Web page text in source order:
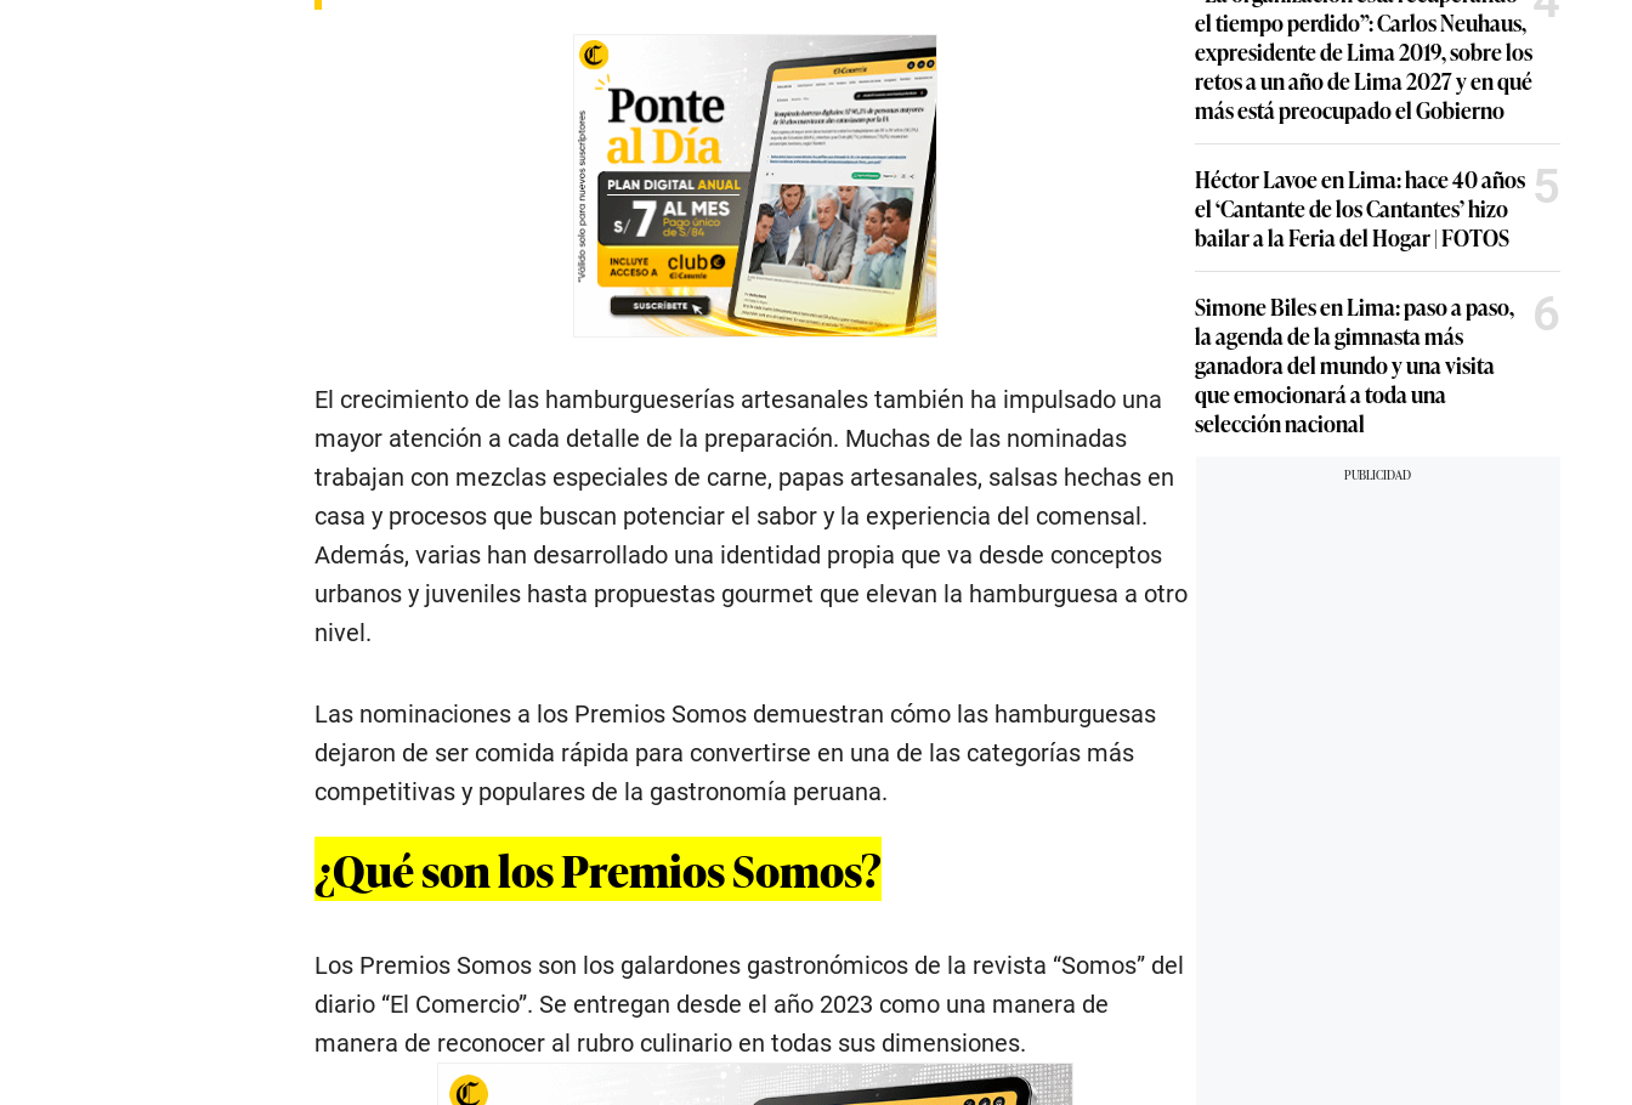
El crecimiento de las hamburgueserías artesanales también ha impulsado una
mayor atención a cada detalle de la preparación. Muchas de las nominadas
trabajan con mezclas especiales de carne, papas artesanales, salsas hechas en
casa y procesos que buscan potenciar el sabor y la experiencia del comensal.
Además, varias han desarrollado una identidad propia que va desde conceptos
urbanos y juveniles hasta propuestas gourmet que elevan la hamburguesa a otro
nivel.
Las nominaciones a los Premios Somos demuestran cómo las hamburguesas
dejaron de ser comida rápida para convertirse en una de las categorías más
competitivas y populares de la gastronomía peruana.
¿Qué son los Premios Somos?
Los Premios Somos son los galardones gastronómicos de la revista “Somos” del
diario “El Comercio”. Se entregan desde el año 2023 como una manera de
manera de reconocer al rubro culinario en todas sus dimensiones.
el tiempo perdido”: Carlos Neuhaus,
expresidente de Lima 2019, sobre los
retos a un año de Lima 2027 y en qué
más está preocupado el Gobierno
Héctor Lavoe en Lima: hace 40 años
el ‘Cantante de los Cantantes’ hizo
bailar a la Feria del Hogar | FOTOS
5
Simone Biles en Lima: paso a paso,
la agenda de la gimnasta más
ganadora del mundo y una visita
que emocionará a toda una
selección nacional
6